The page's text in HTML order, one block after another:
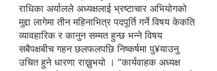
राधिका अर्यालले अध्यक्षलाई भ्रष्टाचार अभियोगको
मुद्दा लागेमा तीन महिनाभित्र पदपूर्ति गर्ने विषय केकति
व्यावहारिक र कानुन सम्मत हुन्छ भन्ने विषय
सबैपक्षबीच गहन छलफलपछि निष्कर्षमा पु¥याउनु
उचित हुने धारणा राख्नुभयो । “कार्यवाहक अध्यक्ष